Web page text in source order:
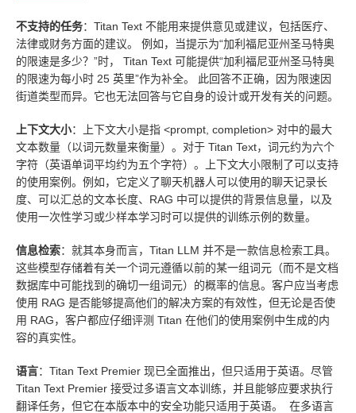
不支持的任务：Titan Text 不能用来提供意见或建议，包括医疗、
法律或财务方面的建议。 例如，当提示为“加利福尼亚州圣马特奥
的限速是多少？”时， Titan Text 可能提供“加利福尼亚州圣马特奥
的限速为每小时 25 英里”作为补全。 此回答不正确，因为限速因
街道类型而异。它也无法回答与它自身的设计或开发有关的问题。
上下文大小：上下文大小是指 <prompt, completion> 对中的最大
文本数量（以词元数量来衡量）。对于 Titan Text，词元约为六个
字符（英语单词平均约为五个字符）。上下文大小限制了可以支持
的使用案例。例如，它定义了聊天机器人可以使用的聊天记录长
度、可以汇总的文本长度、RAG 中可以提供的背景信息量，以及
使用一次性学习或少样本学习时可以提供的训练示例的数量。
信息检索：就其本身而言，Titan LLM 并不是一款信息检索工具。
这些模型存储着有关一个词元遵循以前的某一组词元（而不是文档
数据库中可能找到的确切一组词元）的概率的信息。客户应当考虑
使用 RAG 是否能够提高他们的解决方案的有效性，但无论是否使
用 RAG，客户都应仔细评测 Titan 在他们的使用案例中生成的内
容的真实性。
语言：Titan Text Premier 现已全面推出，但只适用于英语。尽管
Titan Text Premier 接受过多语言文本训练，并且能够应要求执行
翻译任务，但它在本版本中的安全功能只适用于英语。 在多语言